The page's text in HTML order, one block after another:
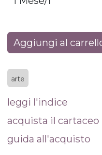
Aggiungi al
arte
leggi l'indice
acquista il cartaceo
guida all'acquisto